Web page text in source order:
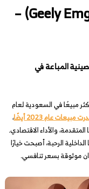
(Geely Emgrand) –
المباعة في
مبيعًا في السعودية لعام
مبيعات عام 2023 أيضًا
،
والأداء الاقتصادي.
الرحبة، أصبحت خيارًا
موثوقة بسعر تنافسي.